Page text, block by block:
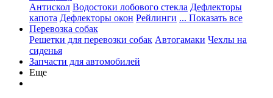
Антискол Водостоки лобового стекла Дефлекторы
капота Дефлекторы окон Рейлинги ... Показать все
Перевозка собак
Решетки для перевозки собак Автогамаки Чехлы на
сиденья
Запчасти для автомобилей
Еще